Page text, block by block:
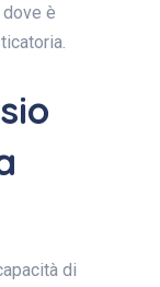
è
di